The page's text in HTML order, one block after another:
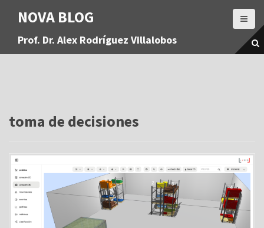
a
NOVA BLOG
Prof. Dr. Alex Rodríguez Villalobos
toma de decisiones